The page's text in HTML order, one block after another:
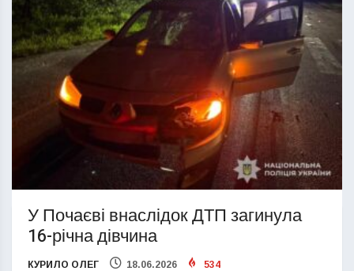
У Почаєві внаслідок ДТП загинула
16-річна дівчина
КУРИЛО ОЛЕГ 18.06.2026 534